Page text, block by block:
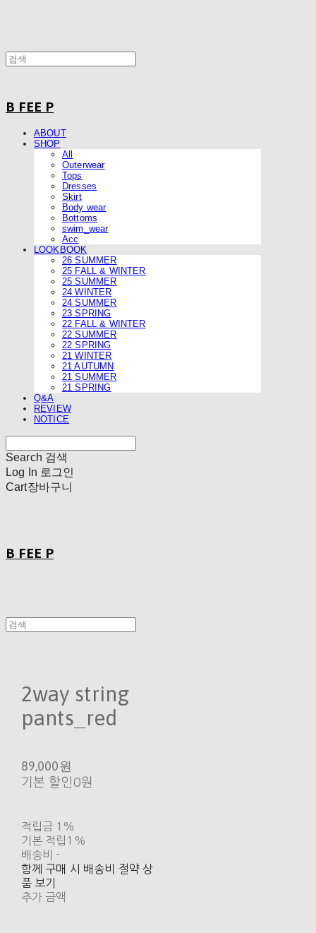
B FEE P
ABOUT
SHOP
All
Outerwear
Tops
Dresses
Skirt
Body wear
Bottoms
swim_wear
Acc
LOOKBOOK
26 SUMMER
25 FALL & WINTER
25 SUMMER
24 WINTER
24 SUMMER
23 SPRING
22 FALL & WINTER
22 SUMMER
22 SPRING
21 WINTER
21 AUTUMN
21 SUMMER
21 SPRING
Q&A
REVIEW
NOTICE
Search 검색
Log In 로그인
Cart장바구니
B FEE P
2way string
pants_red
89,000원
기본 할인0원
적립금 1%
기본 적립 1%
배송비 -
함께 구매 시 배송비 절약 상
품 보기
추가 금액